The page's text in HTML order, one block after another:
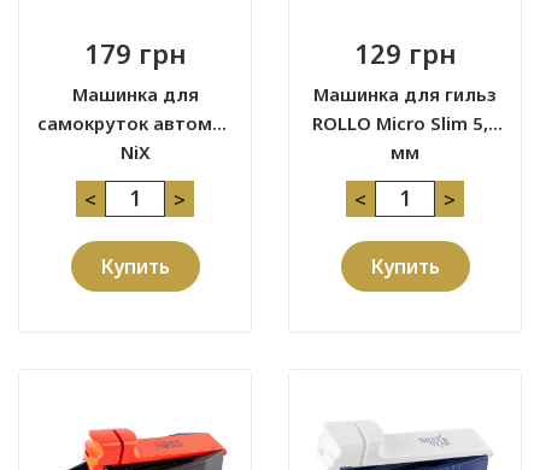
179 грн
Машинка для
самокруток автомат
NiX
< >
Купить
129 грн
Машинка для гильз
ROLLO Micro Slim 5,5
мм
< >
Купить